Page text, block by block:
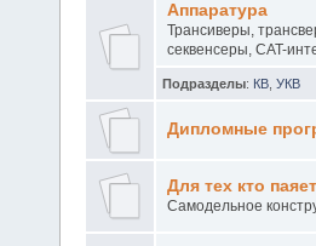
Аппаратура
Трансиверы,
секвенсеры, CAT-
Подразделы: КВ УКВ
Дипломные
Для тех кто паяет
Самодельное